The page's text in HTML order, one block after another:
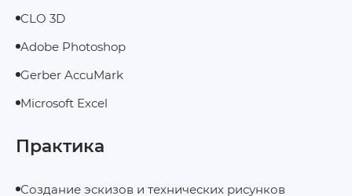
CLO 3D
Adobe Photoshop
Gerber AccuMark
Microsoft Excel
Практика
Создание эскизов и технических рисунков